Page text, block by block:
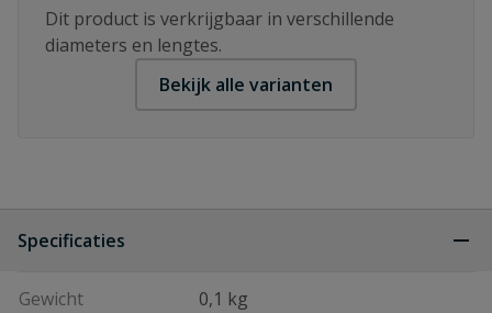
Dit product is verkrijgbaar in verschillende
diameters en lengtes.
Bekijk alle varianten
Specificaties
Gewicht 0,1 kg